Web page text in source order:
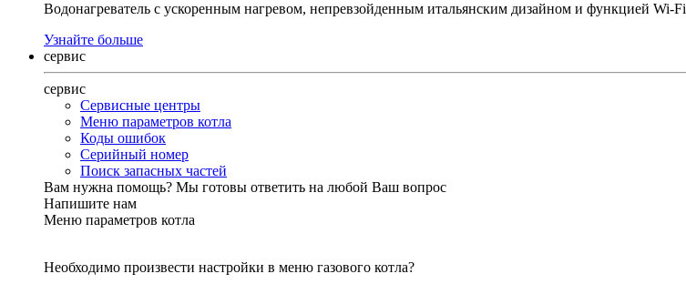
Водонагреватель с ускоренным нагревом, непревзойденным итальянским дизайном и функцией Wi-Fi
Узнайте больше
сервис
сервис
Сервисные центры
Меню параметров котла
Коды ошибок
Серийный номер
Поиск запасных частей
Вам нужна помощь? Мы готовы ответить на любой Ваш вопрос
Напишите нам
Меню параметров котла
Необходимо произвести настройки в меню газового котла?